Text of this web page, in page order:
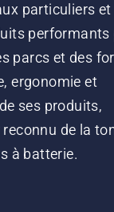
particuliers et
performants
parcs et des
ergonomie et
ses produits,
de la
à batterie.